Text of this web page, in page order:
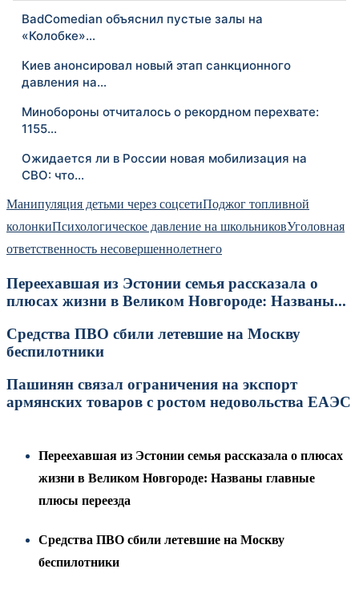
BadComedian объяснил пустые залы на
«Колобке»…
Киев анонсировал новый этап санкционного
давления на…
Минобороны отчиталось о рекордном перехвате:
1155…
Ожидается ли в России новая мобилизация на
СВО: что…
Манипуляция детьми через соцсетиПоджог топливной
колонкиПсихологическое давление на школьниковУголовная
ответственность несовершеннолетнего
Переехавшая из Эстонии семья рассказала о
плюсах жизни в Великом Новгороде: Названы...
Средства ПВО сбили летевшие на Москву
беспилотники
Пашинян связал ограничения на экспорт
армянских товаров с ростом недовольства ЕАЭС
Переехавшая из Эстонии семья рассказала о плюсах
жизни в Великом Новгороде: Названы главные
плюсы переезда
Средства ПВО сбили летевшие на Москву
беспилотники